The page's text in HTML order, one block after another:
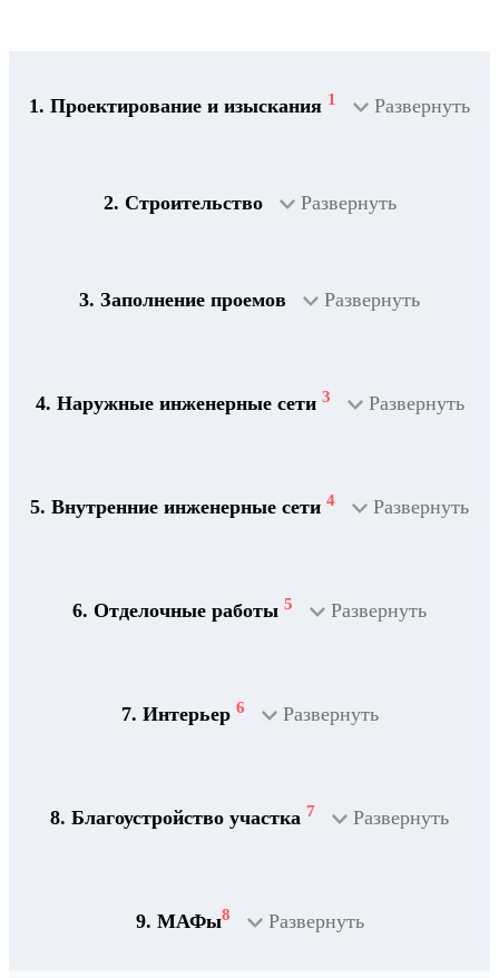
1. Проектирование и изыскания 1 Развернуть
2. Строительство Развернуть
3. Заполнение проемов Развернуть
4. Наружные инженерные сети 3 Развернуть
5. Внутренние инженерные сети 4 Развернуть
6. Отделочные работы 5 Развернуть
7. Интерьер 6 Развернуть
8. Благоустройство участка 7 Развернуть
9. МАФы8 Развернуть